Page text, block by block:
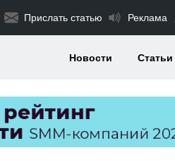
Прислать статью Реклама
Новости Статьи